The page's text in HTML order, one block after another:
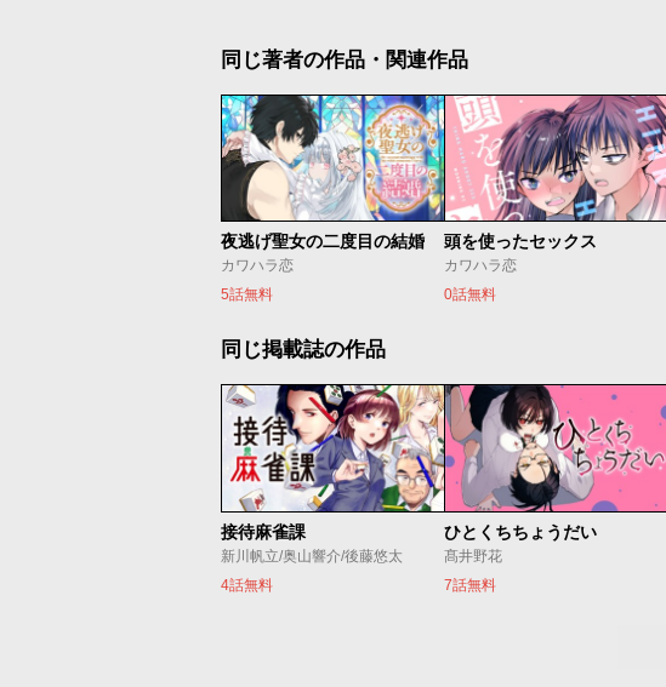
同じ著者の作品・関連作品
夜逃げ聖女の二度目の結婚
カワハラ恋
5話無料
頭を使ったセックス
カワハラ恋
0話無料
同じ掲載誌の作品
接待麻雀課
新川帆立/奥山響介/後藤悠太
4話無料
ひとくちちょうだい
髙井野花
7話無料